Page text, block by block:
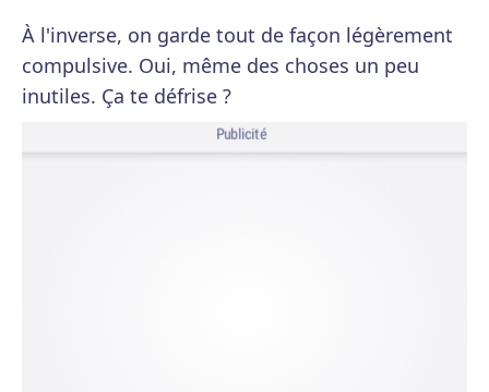
À l'inverse, on garde tout de façon légèrement
compulsive. Oui, même des choses un peu
inutiles. Ça te défrise ?
Publicité